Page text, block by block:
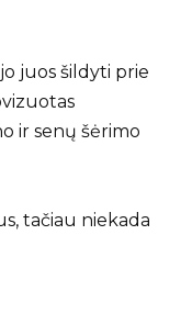
juos šildyti prie
ir senų šėrimo
tačiau niekada